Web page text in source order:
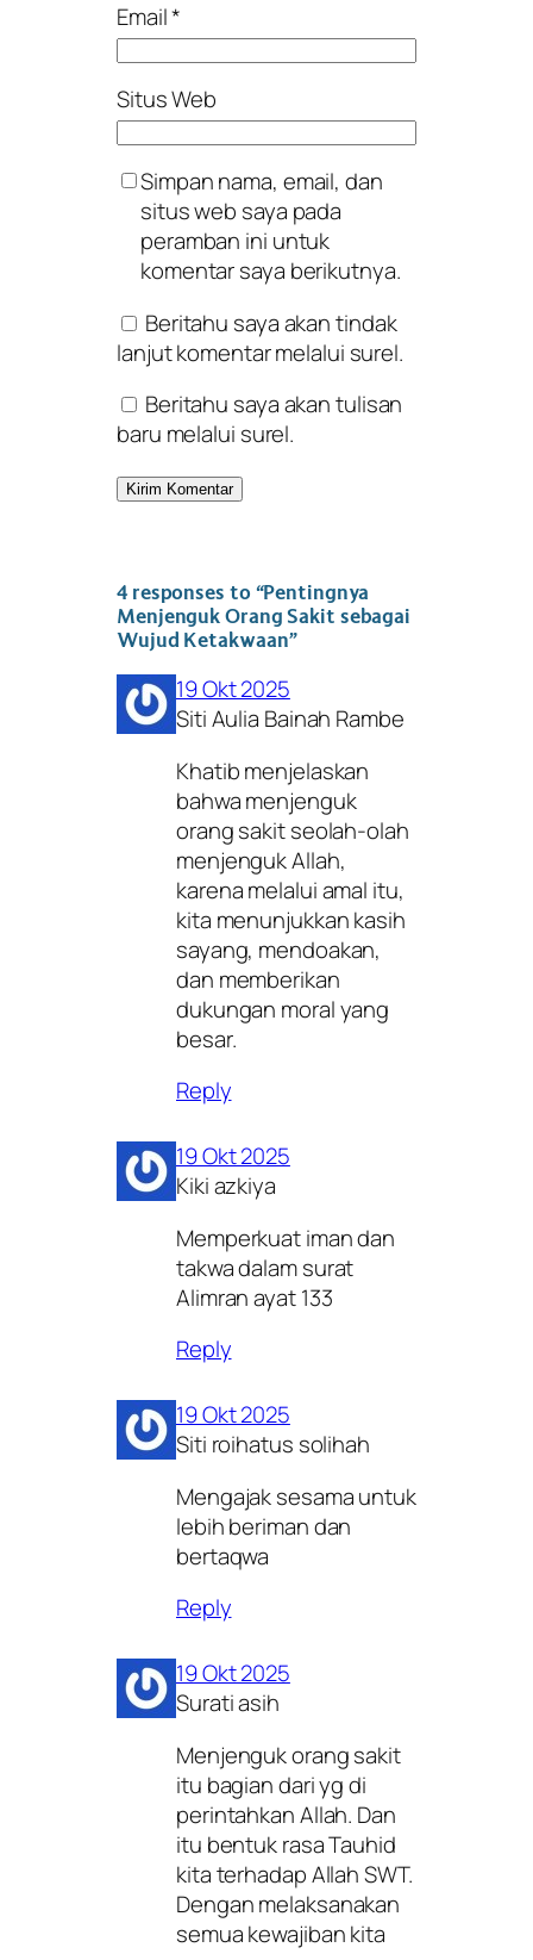
Email*
Situs Web
Simpan nama, email, dan
situs web saya pada
peramban ini untuk
komentar saya berikutnya.
Beritahu saya akan tindak
lanjut komentar melalui surel.
Beritahu saya akan tulisan
baru melalui surel.
4 responses to “Pentingnya
Menjenguk Orang Sakit sebagai
Wujud Ketakwaan”
19 Okt 2025
Siti Aulia Bainah Rambe
Khatib menjelaskan
bahwa menjenguk
orang sakit seolah-olah
menjenguk Allah,
karena melalui amal itu,
kita menunjukkan kasih
sayang, mendoakan,
dan memberikan
dukungan moral yang
besar.
Reply
19 Okt 2025
Kiki azkiya
Memperkuat iman dan
takwa dalam surat
Alimran ayat 133
Reply
19 Okt 2025
Siti roihatus solihah
Mengajak sesama untuk
lebih beriman dan
bertaqwa
Reply
19 Okt 2025
Surati asih
Menjenguk orang sakit
itu bagian dari yg di
perintahkan Allah. Dan
itu bentuk rasa Tauhid
kita terhadap Allah SWT.
Dengan melaksanakan
semua kewajiban kita